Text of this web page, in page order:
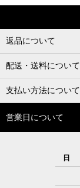
返品について
配送・送料について
支払い方法について
営業日について
日